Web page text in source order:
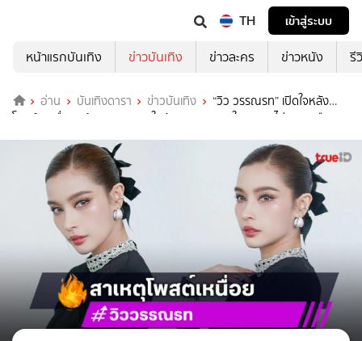
TH
เข้าสู่ระบบ
หน้าแรกบันเทิง
ข่าวบันเทิง ข่าวละคร ข่าวหนัง รี
อ่าน บันเทิงดารา ข่าวบันเทิง
“วิว วรรณรท” เปิดใจหลัง
โพสต์ “เหนื่อย” ต้องดูแลทุกคนในบ้าน 7 คน งานในวงการไม่เยอะเหมือน